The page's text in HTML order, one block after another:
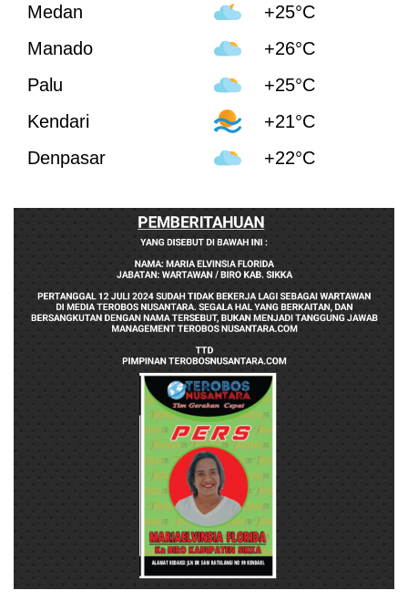
Medan
+25°C
Manado
+26°C
Palu
+25°C
Kendari
+21°C
Denpasar
+22°C